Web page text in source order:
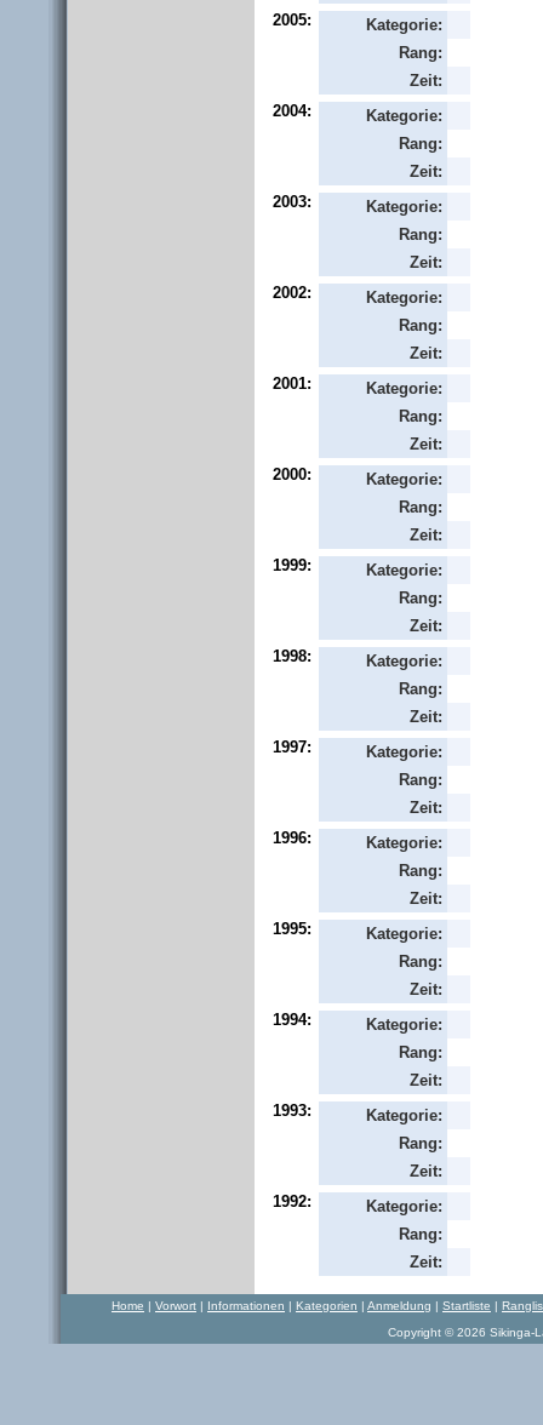
2005:
Kategorie:
Rang:
Zeit:
2004:
Kategorie:
Rang:
Zeit:
2003:
Kategorie:
Rang:
Zeit:
2002:
Kategorie:
Rang:
Zeit:
2001:
Kategorie:
Rang:
Zeit:
2000:
Kategorie:
Rang:
Zeit:
1999:
Kategorie:
Rang:
Zeit:
1998:
Kategorie:
Rang:
Zeit:
1997:
Kategorie:
Rang:
Zeit:
1996:
Kategorie:
Rang:
Zeit:
1995:
Kategorie:
Rang:
Zeit:
1994:
Kategorie:
Rang:
Zeit:
1993:
Kategorie:
Rang:
Zeit:
1992:
Kategorie:
Rang:
Zeit:
Home | Vorwort | Informationen | Kategorien | Anmeldung | Startliste |
Copyright © 2026 Sikinga-